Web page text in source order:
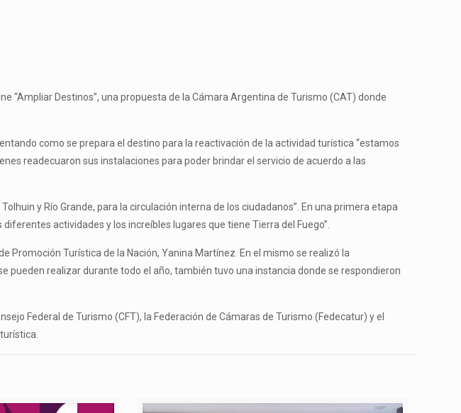
“Ampliar Destinos”, una propuesta de la Cámara Argentina de Turismo (CAT) donde
como se prepara el destino para la reactivación de la actividad turística “estamos
readecuaron sus instalaciones para poder brindar el servicio de acuerdo a las
y Río Grande, para la circulación interna de los ciudadanos”. En una primera etapa
actividades y los increíbles lugares que tiene Tierra del Fuego”.
Promoción Turística de la Nación, Yanina Martínez. En el mismo se realizó la
pueden realizar durante todo el año, también tuvo una instancia donde se respondieron
Federal de Turismo (CFT), la Federación de Cámaras de Turismo (Fedecatur) y el